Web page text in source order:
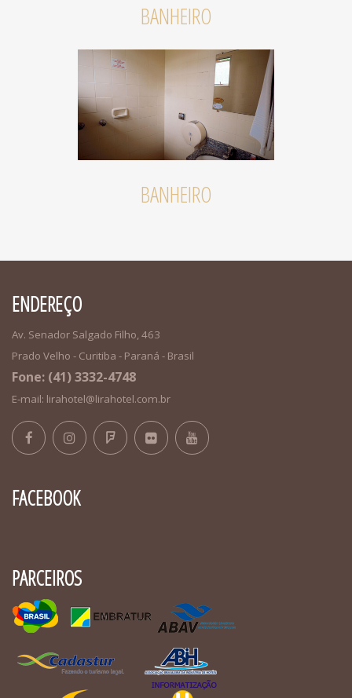
BANHEIRO
BANHEIRO
ENDEREÇO
Av. Senador Salgado Filho, 463
Prado Velho - Curitiba - Paraná - Brasil
Fone: (41) 3332-4748
E-mail: lirahotel@lirahotel.com.br
FACEBOOK
PARCEIROS